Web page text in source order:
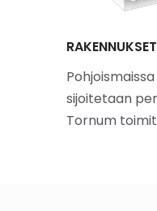
RAKENNUKSET
sijoitetaan
Tornum